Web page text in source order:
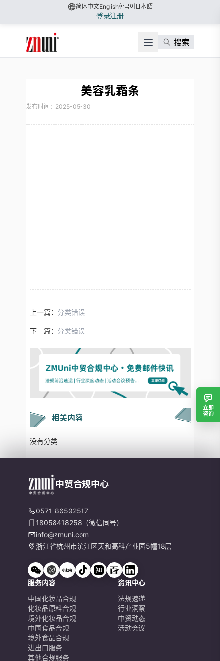
简体中文English한국어 日本語
登录注册
搜索
美容乳霜条
发布时间：2025-05-30
上一篇： 分类错误
下一篇： 分类错误
相关内容
没有分类
立即
咨询
中贸合规中心
0571-86592517
18058418258（微信同号）
info@zmuni.com
浙江省杭州市滨江区天和高科产业园5幢18层
服务内容
中国化妆品合规
化妆品原料合规
境外化妆品合规
中国食品合规
境外食品合规
进出口服务
其他合规服务
资讯中心
法规速递
行业洞察
中贸动态
活动会议